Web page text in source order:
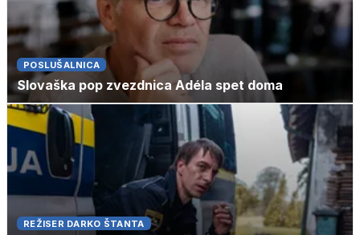
POSLUŠALNICA
Slovaška pop zvezdnica Adéla spet doma
REŽISER DARKO ŠTANTA